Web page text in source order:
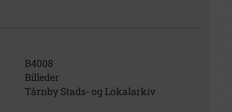
B4008
Billeder
Tårnby Stads- og Lokalarkiv